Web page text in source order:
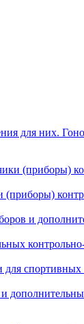
для них.
(приборы)
и